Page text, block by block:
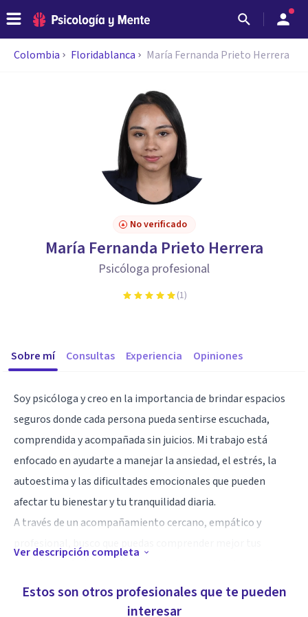
Colombia Floridablanca María Fernanda Prieto Herrera
No verificado
María Fernanda Prieto Herrera
Psicóloga profesional
(1)
Sobre mí Consultas Experiencia Opiniones
Soy psicóloga y creo en la importancia de brindar espacios
seguros donde cada persona pueda sentirse escuchada,
comprendida y acompañada sin juicios. Mi trabajo está
enfocado en ayudarte a manejar la ansiedad, el estrés, la
autoestima y las dificultades emocionales que pueden
afectar tu bienestar y tu tranquilidad diaria.
A través de un acompañamiento cercano, empático y
herramientas que te permitan sentirte más en calma, con
mayor equilibrio y confianza en ti mismo/a.
Ver descripción completa
Estos son otros profesionales que te pueden
interesar